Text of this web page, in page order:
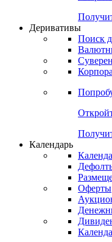
Деривативы
Поиск
Календарь
Оферты